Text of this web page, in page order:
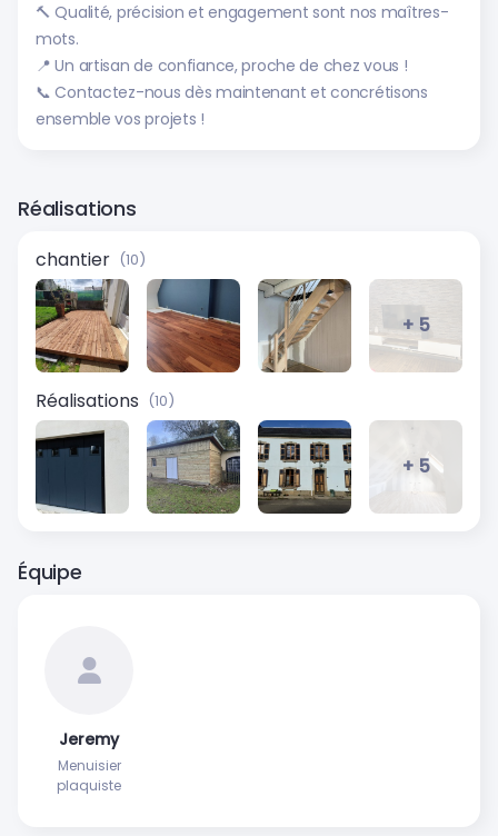
🔨 Qualité, précision et engagement sont nos maîtres-
mots.
📍 Un artisan de confiance, proche de chez vous !
📞 Contactez-nous dès maintenant et concrétisons
ensemble vos projets !
Réalisations
chantier (10)
+ 5
Réalisations (10)
+ 5
Équipe
Jeremy
Menuisier
plaquiste